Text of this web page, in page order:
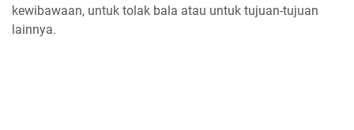
kewibawaan, untuk tolak bala atau untuk tujuan-tujuan
lainnya.